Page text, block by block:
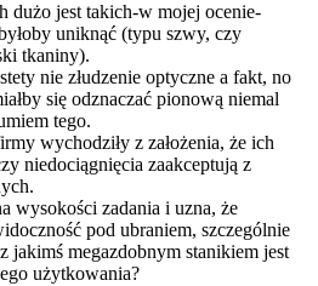
dużo jest takich-w mojej ocenie-
uniknąć (typu szwy, czy
tkaniny).
nie złudzenie optyczne a fakt, no
się odznaczać pionową niemal
tego.
wychodziły z założenia, że ich
niedociągnięcia zaakceptują z
wysokości zadania i uzna, że
pod ubraniem, szczególnie
jakimś megazdobnym stanikiem jest
użytkowania?